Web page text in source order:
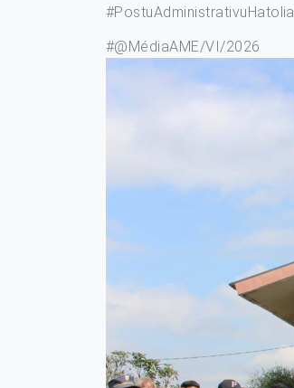
#PostuAdministrativuHatolia
#@MédiaAME/VI/2026